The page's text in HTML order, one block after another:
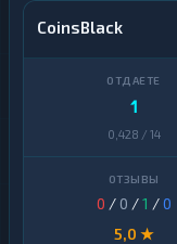
CoinsBlack
1
0,428 / 14
0 / 0 /1 /0
5,0 ★